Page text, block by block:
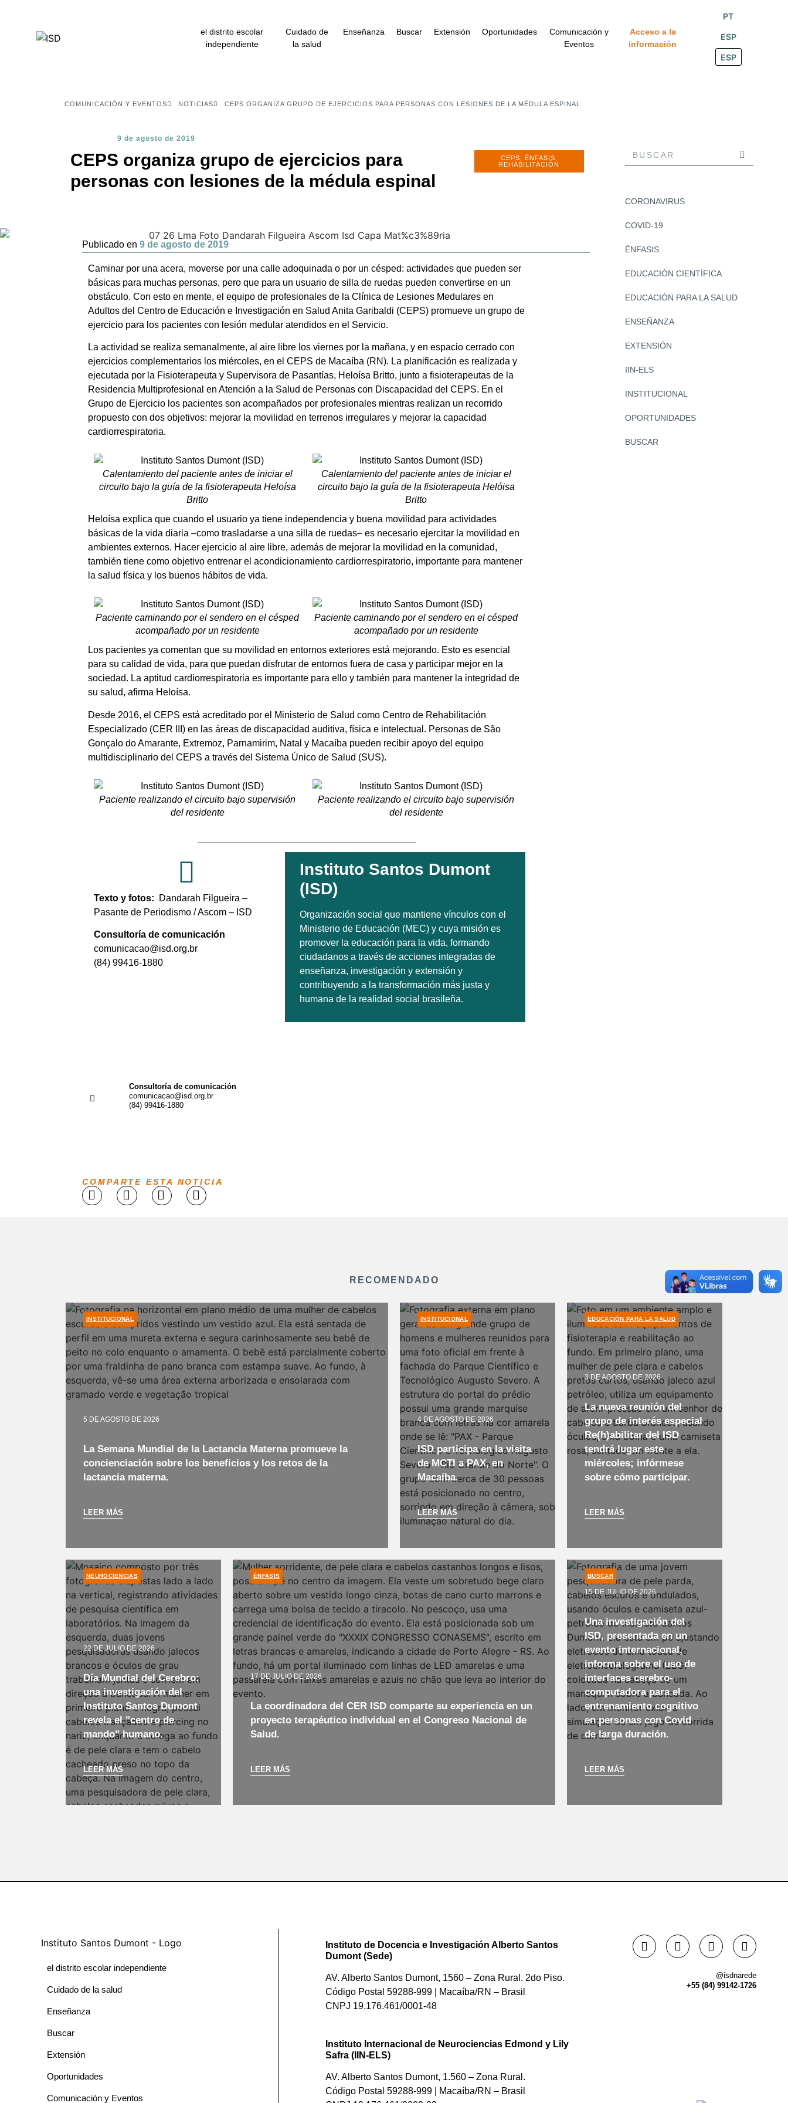
el distrito escolar
independiente
Cuidado de
la salud
Enseñanza Buscar Extensión Oportunidades
Comunicación y
Eventos
Acceso a la
información
PT
ESP
ESP
COMUNICACIÓN Y EVENTOS NOTICIAS CEPS ORGANIZA GRUPO DE EJERCICIOS PARA PERSONAS CON LESIONES DE LA MÉDULA ESPINAL
9 de agosto de 2019
CEPS organiza grupo de ejercicios para
personas con lesiones de la médula espinal
CEPS ÉNFASIS
REHABILITACIÓN
Publicado en 9 de agosto de 2019
Caminar por una acera, moverse por una calle adoquinada o por un césped: actividades que pueden ser
básicas para muchas personas, pero que para un usuario de silla de ruedas pueden convertirse en un
obstáculo. Con esto en mente, el equipo de profesionales de la Clínica de Lesiones Medulares en
Adultos del Centro de Educación e Investigación en Salud Anita Garibaldi (CEPS) promueve un grupo de
ejercicio para los pacientes con lesión medular atendidos en el Servicio.
La actividad se realiza semanalmente, al aire libre los viernes por la mañana, y en espacio cerrado con
ejercicios complementarios los miércoles, en el CEPS de Macaíba (RN). La planificación es realizada y
ejecutada por la Fisioterapeuta y Supervisora de Pasantías, Heloísa Britto, junto a fisioterapeutas de la
Residencia Multiprofesional en Atención a la Salud de Personas con Discapacidad del CEPS. En el
Grupo de Ejercicio los pacientes son acompañados por profesionales mientras realizan un recorrido
propuesto con dos objetivos: mejorar la movilidad en terrenos irregulares y mejorar la capacidad
cardiorrespiratoria.
Calentamiento del paciente antes de iniciar el
circuito bajo la guía de la fisioterapeuta Heloísa
Britto
Calentamiento del paciente antes de iniciar el
circuito bajo la guía de la fisioterapeuta Helóisa
Britto
Heloísa explica que cuando el usuario ya tiene independencia y buena movilidad para actividades
básicas de la vida diaria –como trasladarse a una silla de ruedas– es necesario ejercitar la movilidad en
ambientes externos. Hacer ejercicio al aire libre, además de mejorar la movilidad en la comunidad,
también tiene como objetivo entrenar el acondicionamiento cardiorrespiratorio, importante para mantener
la salud física y los buenos hábitos de vida.
Paciente caminando por el sendero en el césped
acompañado por un residente
Paciente caminando por el sendero en el césped
acompañado por un residente
Los pacientes ya comentan que su movilidad en entornos exteriores está mejorando. Esto es esencial
para su calidad de vida, para que puedan disfrutar de entornos fuera de casa y participar mejor en la
sociedad. La aptitud cardiorrespiratoria es importante para ello y también para mantener la integridad de
su salud, afirma Heloísa.
Desde 2016, el CEPS está acreditado por el Ministerio de Salud como Centro de Rehabilitación
Especializado (CER III) en las áreas de discapacidad auditiva, física e intelectual. Personas de São
Gonçalo do Amarante, Extremoz, Parnamirim, Natal y Macaíba pueden recibir apoyo del equipo
multidisciplinario del CEPS a través del Sistema Único de Salud (SUS).
Paciente realizando el circuito bajo supervisión
del residente
Paciente realizando el circuito bajo supervisión
del residente
Texto y fotos:
Dandarah Filgueira –
Pasante de Periodismo / Ascom – ISD
Consultoría de comunicación
comunicacao@isd.org.br
(84) 99416-1880
Instituto Santos Dumont
(ISD)
Organización social que mantiene vínculos con el
Ministerio de Educación (MEC) y cuya misión es
promover la educación para la vida, formando
ciudadanos a través de acciones integradas de
enseñanza, investigación y extensión y
contribuyendo a la transformación más justa y
humana de la realidad social brasileña.
Consultoría de comunicación
comunicacao@isd.org.br
(84) 99416-1880
COMPARTE ESTA NOTICIA
CORONAVIRUS
COVID-19
ÉNFASIS
EDUCACIÓN CIENTÍFICA
EDUCACIÓN PARA LA SALUD
ENSEÑANZA
EXTENSIÓN
IIN-ELS
INSTITUCIONAL
OPORTUNIDADES
BUSCAR
RECOMENDADO
5 DE AGOSTO DE 2026
La Semana Mundial de la Lactancia Materna promueve la
concienciación sobre los beneficios y los retos de la
lactancia materna.
LEER MÁS
INSTITUCIONAL
4 DE AGOSTO DE 2026
ISD participa en la visita
de MCTI a PAX, en
Macaíba.
LEER MÁS
INSTITUCIONAL
3 DE AGOSTO DE 2026
La nueva reunión del
grupo de interés especial
Re(h)abilitar del ISD
tendrá lugar este
miércoles; infórmese
sobre cómo participar.
LEER MÁS
EDUCACIÓN PARA LA SALUD
22 DE JULIO DE 2026
Día Mundial del Cerebro:
una investigación del
Instituto Santos Dumont
revela el "centro de
mando" humano.
LEER MÁS
NEUROCIENCIAS
17 DE JULIO DE 2026
La coordinadora del CER ISD comparte su experiencia en un
proyecto terapéutico individual en el Congreso Nacional de
Salud.
LEER MÁS
ÉNFASIS
15 DE JULIO DE 2026
Una investigación del
ISD, presentada en un
evento internacional,
informa sobre el uso de
interfaces cerebro-
computadora para el
entrenamiento cognitivo
en personas con Covid
de larga duración.
LEER MÁS
BUSCAR
el distrito escolar independiente
Cuidado de la salud
Enseñanza
Buscar
Extensión
Oportunidades
Comunicación y Eventos
Instituto de Docencia e Investigación Alberto Santos
Dumont (Sede)
AV. Alberto Santos Dumont, 1560 – Zona Rural. 2do Piso.
Código Postal 59288-999 | Macaíba/RN – Brasil
CNPJ 19.176.461/0001-48
Instituto Internacional de Neurociencias Edmond y Lily
Safra (IIN-ELS)
AV. Alberto Santos Dumont, 1.560 – Zona Rural.
Código Postal 59288-999 | Macaíba/RN – Brasil
@isdnarede
+55 (84) 99142-1726